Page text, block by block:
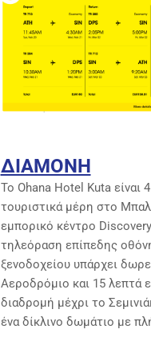
ΔΙΑΜΟΝΗ
Το Ohana Hotel Kuta είναι
τουριστικά μέρη στο
εμπορικό κέντρο
τηλεόραση επίπεδης
ξενοδοχείου υπάρχει
Αεροδρόμιο και 15 λεπτά
διαδρομή μέχρι το
ένα δίκλινο δωμάτιο με